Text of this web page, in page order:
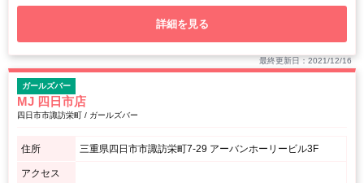
詳細を見る
最終更新日：2021/12/16
ガールズバー
MJ 四日市店
四日市市諏訪栄町 / ガールズバー
住所 三重県四日市市諏訪栄町7-29 アーバンホーリービル3F
アクセス